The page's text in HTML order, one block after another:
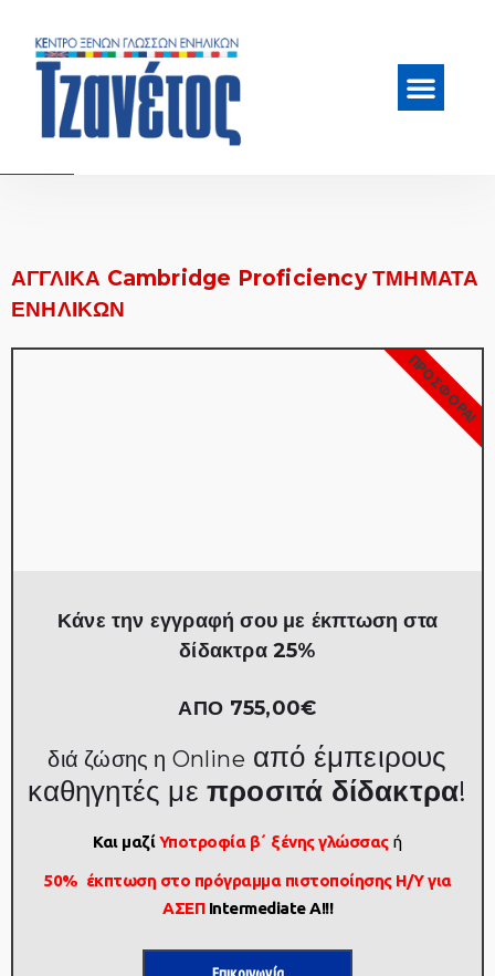
ΑΓΓΛΙΚΑ Cambridge Proficiency ΤΜΗΜΑΤΑ
ΕΝΗΛΙΚΩΝ
Κάνε την εγγραφή σου με έκπτωση στα
δίδακτρα 25%
ΑΠΟ 755,00€
διά ζώσης η Online από έμπειρους
καθηγητές μεπροσιτά δίδακτρα!
Και μαζίΥποτροφία β΄ ξένης γλώσσας ή
50% έκπτωση στο πρόγραμμα πιστοποίησης Η/Υ για
ΑΣΕΠ Intermediate A!!!
ΠΡΟΣΦΟΡΑ!